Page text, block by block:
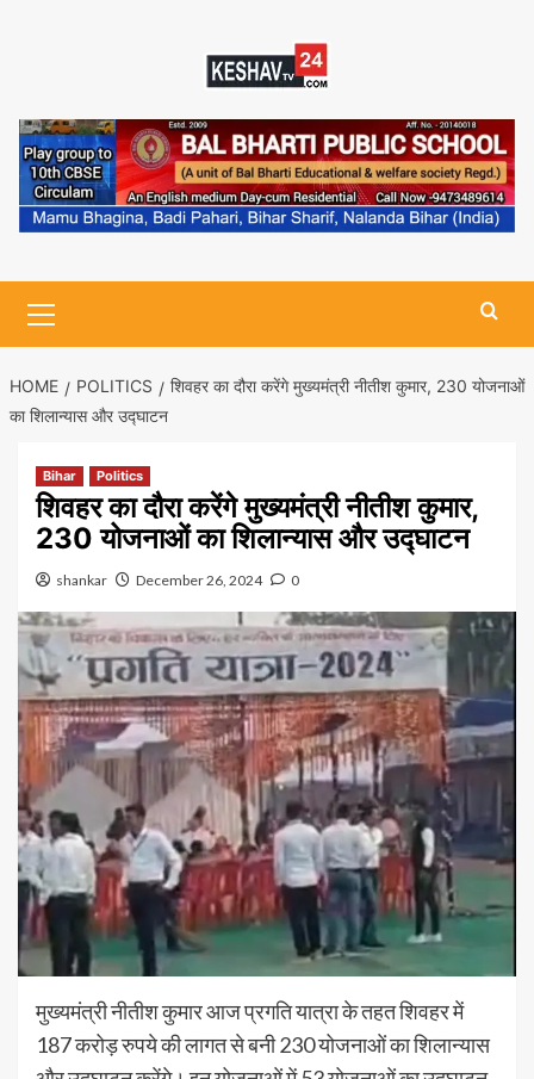
Menu
HOME POLITICS
शिवहर का दौरा करेंगे मुख्यमंत्री नीतीश कुमार, 230 योजनाओं
का शिलान्यास और उद्घाटन
Bihar Politics
शिवहर का दौरा करेंगे मुख्यमंत्री नीतीश कुमार,
230 योजनाओं का शिलान्यास और उद्घाटन
shankar December 26, 2024 0
मुख्यमंत्री नीतीश कुमार आज प्रगति यात्रा के तहत शिवहर में
187 करोड़ रुपये की लागत से बनी 230 योजनाओं का शिलान्यास